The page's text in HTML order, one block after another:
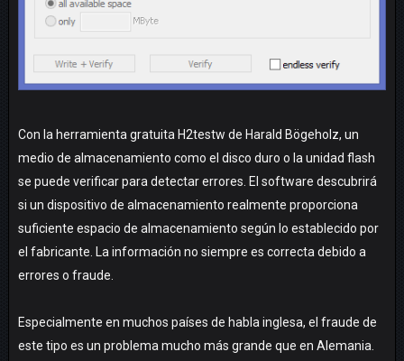
Con la herramienta gratuita H2testw de Harald Bögeholz, un
medio de almacenamiento como el disco duro o la unidad flash
se puede verificar para detectar errores. El software descubrirá
si un dispositivo de almacenamiento realmente proporciona
suficiente espacio de almacenamiento según lo establecido por
el fabricante. La información no siempre es correcta debido a
errores o fraude.
Especialmente en muchos países de habla inglesa, el fraude de
este tipo es un problema mucho más grande que en Alemania.